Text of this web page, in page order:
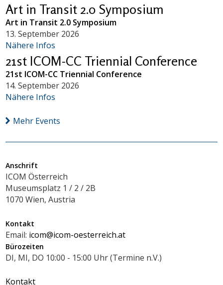
Art in Transit 2.0 Symposium
Art in Transit 2.0 Symposium
13. September 2026
Nähere Infos
21st ICOM-CC Triennial Conference
21st ICOM-CC Triennial Conference
14. September 2026
Nähere Infos
Mehr Events
Anschrift
ICOM Österreich
Museumsplatz 1 / 2 / 2B
1070 Wien, Austria
Kontakt
Email: icom@icom-oesterreich.at
Bürozeiten
DI, MI, DO 10:00 - 15:00 Uhr (Termine n.V.)
Kontakt